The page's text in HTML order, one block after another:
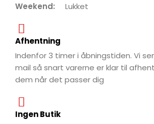
Weekend: Lukket
Afhentning
Indenfor 3 timer i åbningstiden. Vi
mail så snart varerne er klar til
dem når det passer dig
Ingen Butik